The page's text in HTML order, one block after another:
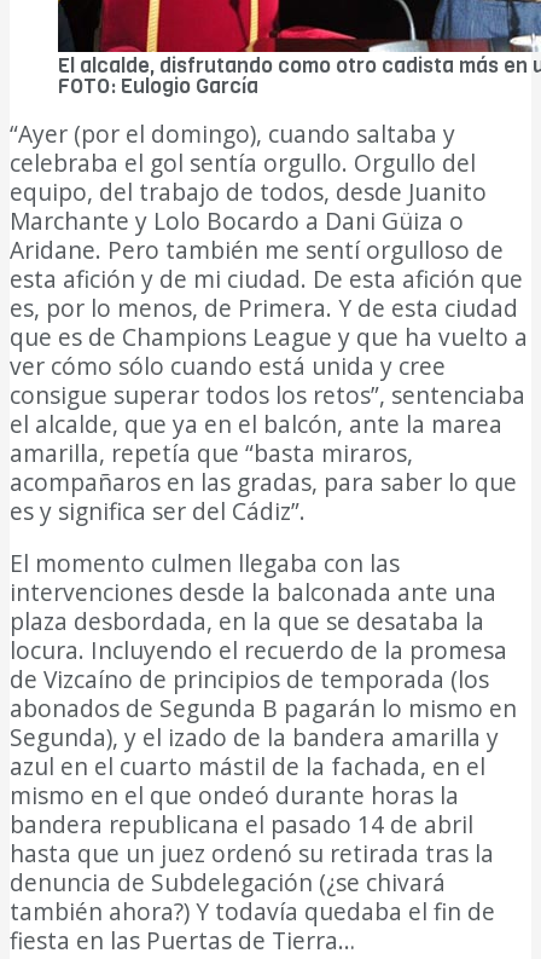
El alcalde, disfrutando como otro cadista más en
FOTO: Eulogio García
“Ayer (por el domingo), cuando saltaba y
celebraba el gol sentía orgullo. Orgullo del
equipo, del trabajo de todos, desde Juanito
Marchante y Lolo Bocardo a Dani Güiza o
Aridane. Pero también me sentí orgulloso de
esta afición y de mi ciudad. De esta afición que
es, por lo menos, de Primera. Y de esta ciudad
que es de Champions League y que ha vuelto a
ver cómo sólo cuando está unida y cree
consigue superar todos los retos”, sentenciaba
el alcalde, que ya en el balcón, ante la marea
amarilla, repetía que “basta miraros,
acompañaros en las gradas, para saber lo que
es y significa ser del Cádiz”.
El momento culmen llegaba con las
intervenciones desde la balconada ante una
plaza desbordada, en la que se desataba la
locura. Incluyendo el recuerdo de la promesa
de Vizcaíno de principios de temporada (los
abonados de Segunda B pagarán lo mismo en
Segunda), y el izado de la bandera amarilla y
azul en el cuarto mástil de la fachada, en el
mismo en el que ondeó durante horas la
bandera republicana el pasado 14 de abril
hasta que un juez ordenó su retirada tras la
denuncia de Subdelegación (¿se chivará
también ahora?) Y todavía quedaba el fin de
fiesta en las Puertas de Tierra…